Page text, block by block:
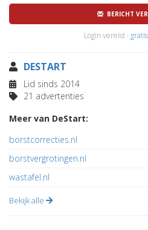
BERICHT
Login vereist ·
DESTART
Lid sinds 2014
21 advertenties
Meer van DeStart:
borstcorrecties.nl
borstvergrotingen.nl
wastafel.nl
Bekijk alle